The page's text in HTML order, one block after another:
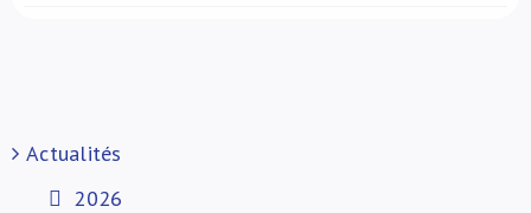
Actualités
2026